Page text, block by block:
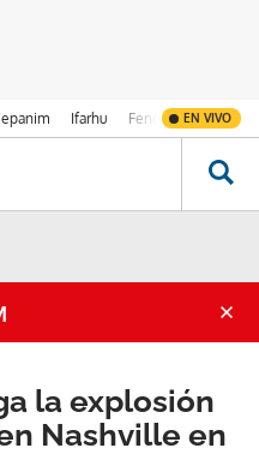
Ifarhu Fenómeno de El
EN VIVO
la explosión
Nashville en